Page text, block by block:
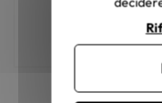
Mobili in